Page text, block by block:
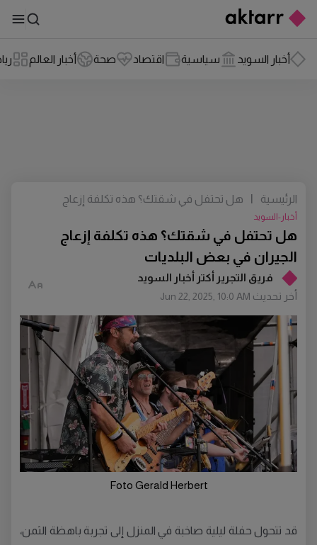
أخبار السويد سياسية اقتصاد صحة أخبار العالم
فريق التجرير أكتر أخبار السويد
أخر تحديث Jun 22, 2025, 10:0 AM
هل تحتفل في شقتك؟ هذه تكلفة إزعاج
الجيران في بعض البلديات
أخبار-السويد
الرئيسية |
هل تحتفل في شقتك؟ هذه تكلفة إزعاج
Foto Gerald Herbert
قد تتحول حفلة ليلية صاخبة في المنزل إلى تجربة باهظة الثمن،